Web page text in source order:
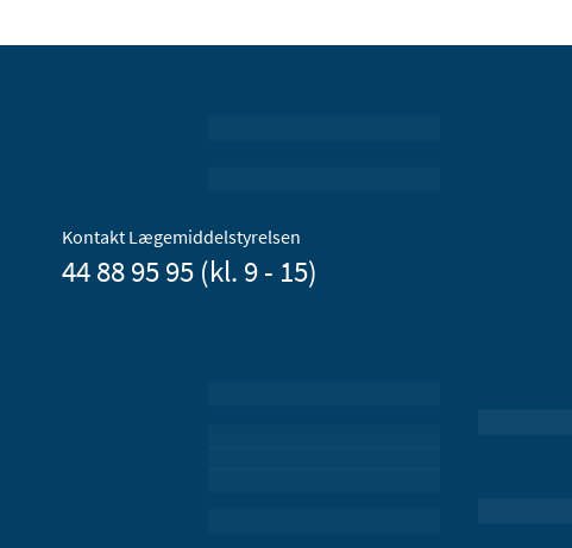
Kontakt Lægemiddelstyrelsen
44 88 95 95 (kl. 9 - 15)